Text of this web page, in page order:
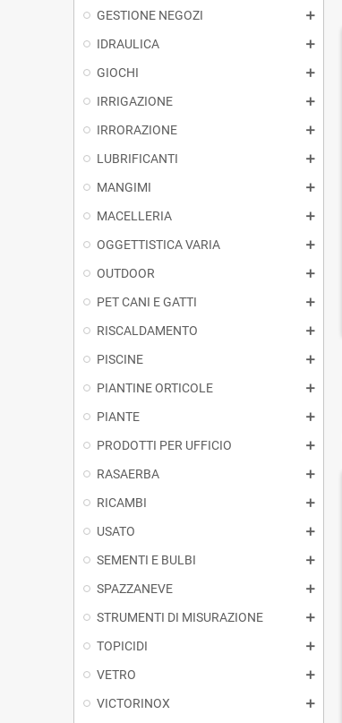
GESTIONE NEGOZI
IDRAULICA
GIOCHI
IRRIGAZIONE
IRRORAZIONE
LUBRIFICANTI
MANGIMI
MACELLERIA
OGGETTISTICA VARIA
OUTDOOR
PET CANI E GATTI
RISCALDAMENTO
PISCINE
PIANTINE ORTICOLE
PIANTE
PRODOTTI PER UFFICIO
RASAERBA
RICAMBI
USATO
SEMENTI E BULBI
SPAZZANEVE
STRUMENTI DI MISURAZIONE
TOPICIDI
VETRO
VICTORINOX